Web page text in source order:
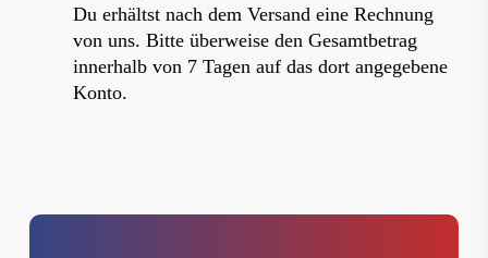
Du erhältst nach dem Versand eine Rechnung
von uns. Bitte überweise den Gesamtbetrag
innerhalb von 7 Tagen auf das dort angegebene
Konto.